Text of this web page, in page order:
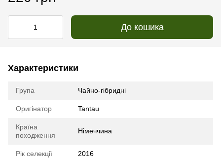
До кошика
Характеристики
Група Чайно-гібридні
Оригінатор Tantau
Країна
походження
Німеччина
Рік селекції 2016